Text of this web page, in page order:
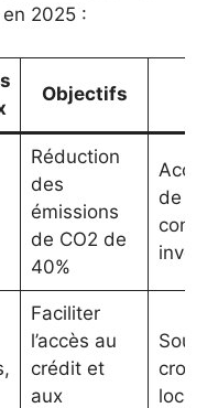
en 2025 :
Objectifs
Réduction
des
émissions
de CO2 de
40%
de la
Faciliter
l’accès au
crédit et
aux
locale